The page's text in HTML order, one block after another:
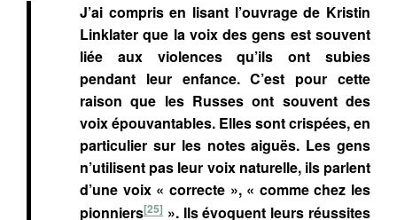
J’ai compris en lisant l’ouvrage de Kristin
Linklater que la voix des gens est souvent
liée aux violences qu’ils ont subies
pendant leur enfance. C’est pour cette
raison que les Russes ont souvent des
voix épouvantables. Elles sont crispées, en
particulier sur les notes aiguës. Les gens
n’utilisent pas leur voix naturelle, ils parlent
d’une voix « correcte », « comme chez les
pionniers[25] ». Ils évoquent leurs réussites